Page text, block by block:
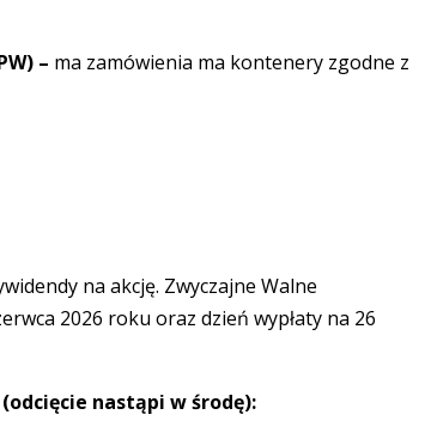
– ma zamówienia ma kontenery zgodne z
na akcję. Zwyczajne Walne
2026 roku oraz dzień wypłaty na 26
nastąpi w środę):